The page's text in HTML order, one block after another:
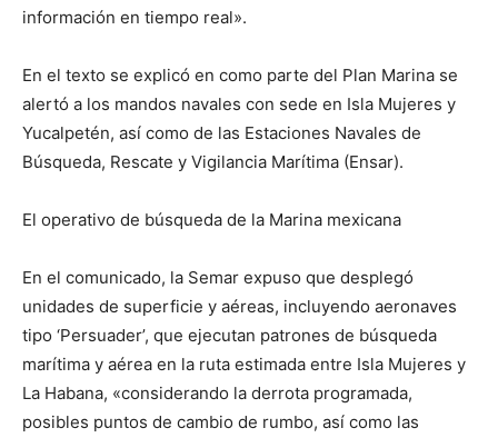
información en tiempo real».
En el texto se explicó en como parte del Plan Marina se
alertó a los mandos navales con sede en Isla Mujeres y
Yucalpetén, así como de las Estaciones Navales de
Búsqueda, Rescate y Vigilancia Marítima (Ensar).
El operativo de búsqueda de la Marina mexicana
En el comunicado, la Semar expuso que desplegó
unidades de superficie y aéreas, incluyendo aeronaves
tipo ‘Persuader’, que ejecutan patrones de búsqueda
marítima y aérea en la ruta estimada entre Isla Mujeres y
La Habana, «considerando la derrota programada,
posibles puntos de cambio de rumbo, así como las